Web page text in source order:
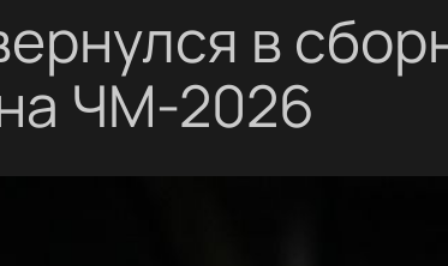
в
ЧМ-2026